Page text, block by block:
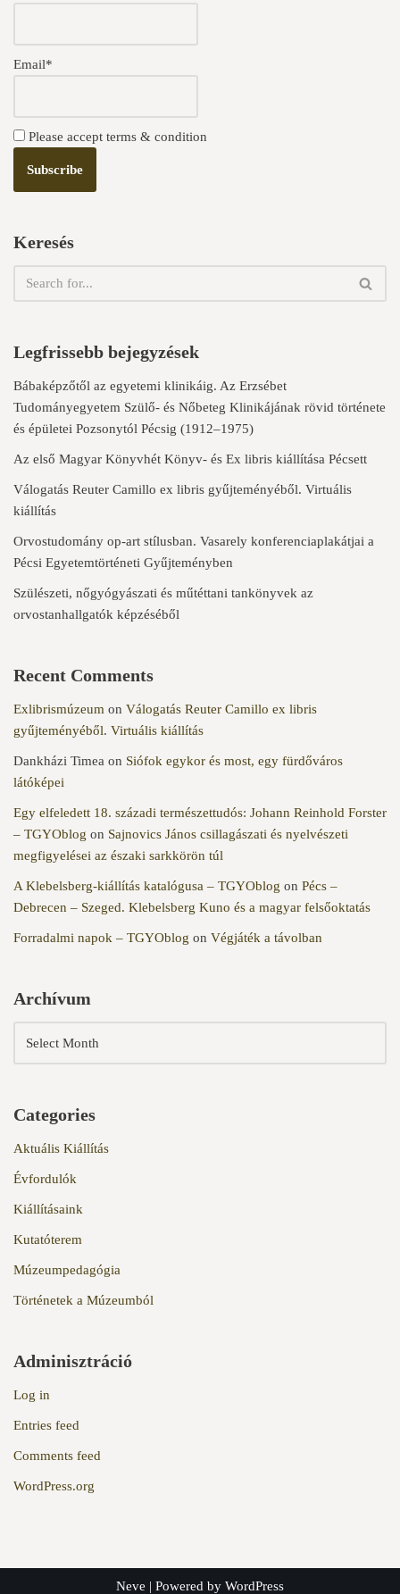
Email*
Please accept terms & condition
Keresés
Legfrissebb bejegyzések
Bábaképzőtől az egyetemi klinikáig. Az Erzsébet
Tudományegyetem Szülő- és Nőbeteg Klinikájának rövid története
és épületei Pozsonytól Pécsig (1912–1975)
Az első Magyar Könyvhét Könyv- és Ex libris kiállítása Pécsett
Válogatás Reuter Camillo ex libris gyűjteményéből. Virtuális
kiállítás
Orvostudomány op-art stílusban. Vasarely konferenciaplakátjai a
Pécsi Egyetemtörténeti Gyűjteményben
Szülészeti, nőgyógyászati és műtéttani tankönyvek az
orvostanhallgatók képzéséből
Recent Comments
Exlibrismúzeum on Válogatás Reuter Camillo ex libris
gyűjteményéből. Virtuális kiállítás
Dankházi Timea on Siófok egykor és most, egy fürdőváros
látóképei
Egy elfeledett 18. századi természettudós: Johann Reinhold Forster
– TGYOblog on Sajnovics János csillagászati és nyelvészeti
megfigyelései az északi sarkkörön túl
A Klebelsberg-kiállítás katalógusa – TGYOblog on Pécs –
Debrecen – Szeged. Klebelsberg Kuno és a magyar felsőoktatás
Forradalmi napok – TGYOblog on Végjáték a távolban
Archívum
Categories
Aktuális Kiállítás
Évfordulók
Kiállításaink
Kutatóterem
Múzeumpedagógia
Történetek a Múzeumból
Adminisztráció
Log in
Entries feed
Comments feed
WordPress.org
Neve | Powered by WordPress